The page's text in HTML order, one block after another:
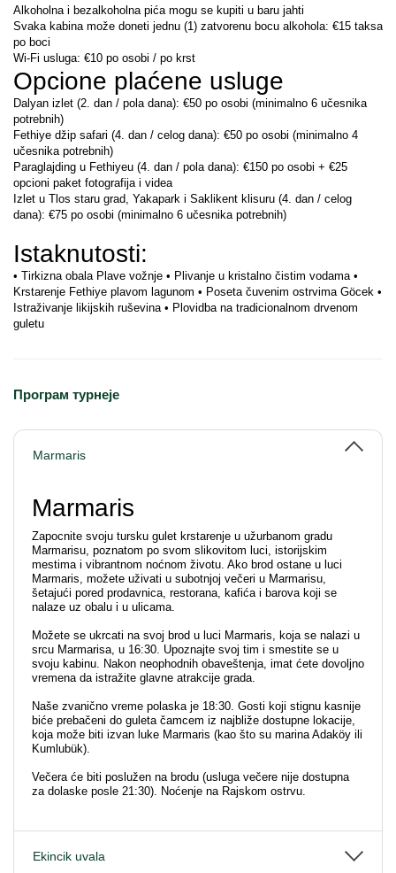
Alkoholna i bezalkoholna pića mogu se kupiti u baru jahti
Svaka kabina može doneti jednu (1) zatvorenu bocu alkohola: €15 taksa
po boci
Wi-Fi usluga: €10 po osobi / po krst
Opcione plaćene usluge
Dalyan izlet (2. dan / pola dana): €50 po osobi (minimalno 6 učesnika
potrebnih)
Fethiye džip safari (4. dan / celog dana): €50 po osobi (minimalno 4
učesnika potrebnih)
Paraglajding u Fethiyeu (4. dan / pola dana): €150 po osobi + €25
opcioni paket fotografija i videa
Izlet u Tlos staru grad, Yakapark i Saklikent klisuru (4. dan / celog
dana): €75 po osobi (minimalno 6 učesnika potrebnih)
Istaknutosti:
• Tirkizna obala Plave vožnje • Plivanje u kristalno čistim vodama •
Krstarenje Fethiye plavom lagunom • Poseta čuvenim ostrvima Göcek •
Istraživanje likijskih ruševina • Plovidba na tradicionalnom drvenom
guletu
Програм турнеје
Marmaris
Marmaris
Zapocnite svoju tursku gulet krstarenje u užurbanom gradu
Marmarisu, poznatom po svom slikovitom luci, istorijskim
mestima i vibrantnom noćnom životu. Ako brod ostane u luci
Marmaris, možete uživati u subotnjoj večeri u Marmarisu,
šetajući pored prodavnica, restorana, kafića i barova koji se
nalaze uz obalu i u ulicama.
Možete se ukrcati na svoj brod u luci Marmaris, koja se nalazi u
srcu Marmarisa, u 16:30. Upoznajte svoj tim i smestite se u
svoju kabinu. Nakon neophodnih obaveštenja, imat ćete dovoljno
vremena da istražite glavne atrakcije grada.
Naše zvanično vreme polaska je 18:30. Gosti koji stignu kasnije
biće prebačeni do guleta čamcem iz najbliže dostupne lokacije,
koja može biti izvan luke Marmaris (kao što su marina Adaköy ili
Kumlubük).
Večera će biti poslužen na brodu (usluga večere nije dostupna
za dolaske posle 21:30). Noćenje na Rajskom ostrvu.
Ekincik uvala